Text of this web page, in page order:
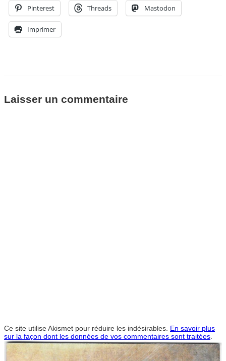
Pinterest Threads Mastodon
Imprimer
Laisser un commentaire
Ce site utilise Akismet pour réduire les indésirables. En savoir plus
sur la façon dont les données de vos commentaires sont traitées